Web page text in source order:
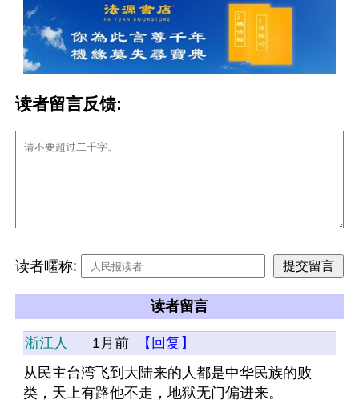
读者留言反馈:
读者暱称:
读者留言
浙江人 1月前
【回复】
从民主台湾飞到大陆来的人都是中华民族的败
类，天上有路他不走，地狱无门偏进来。